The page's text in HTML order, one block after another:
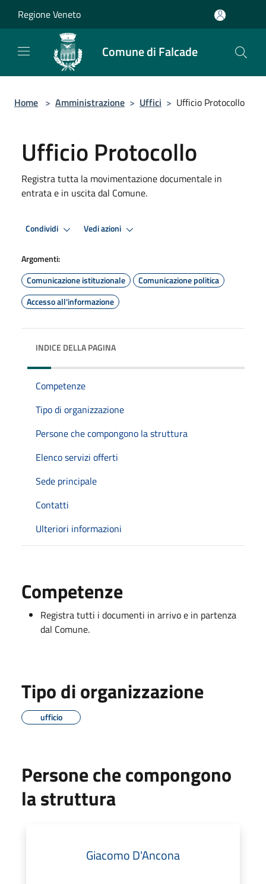
Regione Veneto
Comune di Falcade
Home > Amministrazione > Uffici > Ufficio Protocollo
Ufficio Protocollo
Registra tutta la movimentazione documentale in
entrata e in uscita dal Comune.
Condividi Vedi azioni
Argomenti:
Comunicazione istituzionale
Comunicazione politica
Accesso all'informazione
INDICE DELLA PAGINA
Competenze
Tipo di organizzazione
Persone che compongono la struttura
Elenco servizi offerti
Sede principale
Contatti
Ulteriori informazioni
Competenze
Registra tutti i documenti in arrivo e in partenza
dal Comune.
Tipo di organizzazione
ufficio
Persone che compongono
la struttura
Giacomo D'Ancona